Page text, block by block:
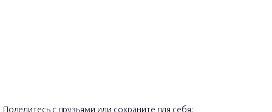
Поделитесь с друзьями или сохраните для себя: